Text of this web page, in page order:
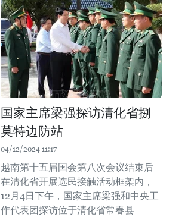
国家主席梁强探访清化省捌
莫特边防站
04/12/2024 11:17
越南第十五届国会第八次会议结束后
在清化省开展选民接触活动框架内，
12月4日下午，国家主席梁强和中央工
作代表团探访位于清化省常春县